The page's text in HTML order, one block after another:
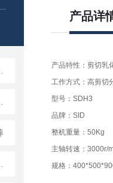
产品详
产品特性：剪切乳
工作方式：高剪切
型号：SDH3
品牌：SID
整机重量：50Kg
主轴转速：3000r/
规格：